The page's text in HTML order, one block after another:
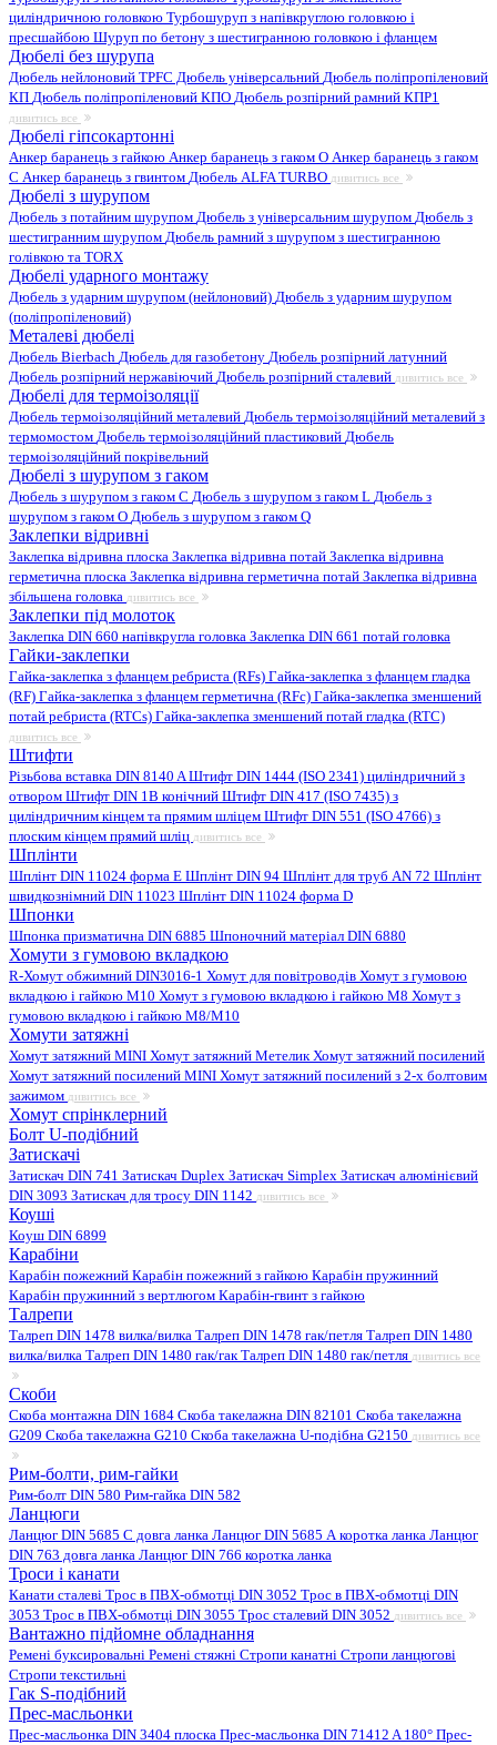
циліндричною головкою Турбошуруп з напівкруглою головкою і
пресшайбою Шуруп по бетону з шестигранною головкою і фланцем
Дюбелі без шурупа
Дюбель нейлоновий TPFC Дюбель універсальний Дюбель поліпропіленовий
КП Дюбель поліпропіленовий КПО Дюбель розпірний рамний КПР1
дивитись все
Дюбелі гіпсокартонні
Анкер баранець з гайкою Анкер баранець з гаком O Анкер баранець з гаком
С Анкер баранець з гвинтом Дюбель ALFA TURBO дивитись все
Дюбелі з шурупом
Дюбель з потайним шурупом Дюбель з універсальним шурупом Дюбель з
шестигранним шурупом Дюбель рамний з шурупом з шестигранною
голівкою та TORX
Дюбелі ударного монтажу
Дюбель з ударним шурупом (нейлоновий) Дюбель з ударним шурупом
(поліпропіленовий)
Металеві дюбелі
Дюбель Bierbach Дюбель для газобетону Дюбель розпірний латунний
Дюбель розпірний нержавіючий Дюбель розпірний сталевий дивитись все
Дюбелі для термоізоляції
Дюбель термоізоляційний металевий Дюбель термоізоляційний металевий з
термомостом Дюбель термоізоляційний пластиковий Дюбель
термоізоляційний покрівельний
Дюбелі з шурупом з гаком
Дюбель з шурупом з гаком C Дюбель з шурупом з гаком L Дюбель з
шурупом з гаком O Дюбель з шурупом з гаком Q
Заклепки відривні
Заклепка відривна плоска Заклепка відривна потай Заклепка відривна
герметична плоска Заклепка відривна герметична потай Заклепка відривна
збільшена головка дивитись все
Заклепки під молоток
Заклепка DIN 660 напівкругла головка Заклепка DIN 661 потай головка
Гайки-заклепки
Гайка-заклепка з фланцем ребриста (RFs) Гайка-заклепка з фланцем гладка
(RF) Гайка-заклепка з фланцем герметична (RFc) Гайка-заклепка зменшений
потай ребриста (RTCs) Гайка-заклепка зменшений потай гладка (RTC)
дивитись все
Штифти
Різьбова вставка DIN 8140 AШтифт DIN 1444 (ISO 2341) циліндричний з
отвором Штифт DIN 1B конічний Штифт DIN 417 (ISO 7435) з
циліндричним кінцем та прямим шліцем Штифт DIN 551 (ISO 4766) з
плоским кінцем прямий шліц дивитись все
Шплінти
Шплінт DIN 11024 форма E Шплінт DIN 94 Шплінт для труб AN 72 Шплінт
швидкознімний DIN 11023 Шплінт DIN 11024 форма D
Шпонки
Шпонка призматична DIN 6885 Шпоночний матеріал DIN 6880
Хомути з гумовою вкладкою
R-Хомут обжимний DIN3016-1 Хомут для повітроводів Хомут з гумовою
вкладкою і гайкою M10 Хомут з гумовою вкладкою і гайкою M8 Хомут з
гумовою вкладкою і гайкою М8/M10
Хомути затяжні
Хомут затяжний MINI Хомут затяжний МетеликХомут затяжний посилений
Хомут затяжний посилений MINI Хомут затяжний посилений з 2-х болтовим
зажимом дивитись все
Хомут спрінклерний
Болт U-подібний
Затискачі
Затискач DIN 741 Затискач Duplex Затискач Simplex Затискач алюмінієвий
DIN 3093 Затискач для тросу DIN 1142 дивитись все
Коуші
Коуш DIN 6899
Карабіни
Карабін пожежний Карабін пожежний з гайкою Карабін пружинний
Карабін пружинний з вертлюгом Карабін-гвинт з гайкою
Талрепи
Талреп DIN 1478 вилка/вилка Талреп DIN 1478 гак/петля Талреп DIN 1480
вилка/вилка Талреп DIN 1480 гак/гакТалреп DIN 1480 гак/петля дивитись все
Скоби
Скоба монтажна DIN 1684 Скоба такелажна DIN 82101 Скоба такелажна
G209 Скоба такелажна G210 Скоба такелажна U-подібна G2150 дивитись все
Рим-болти, рим-гайки
Рим-болт DIN 580 Рим-гайка DIN 582
Ланцюги
Ланцюг DIN 5685 C довга ланка Ланцюг DIN 5685 А коротка ланка Ланцюг
DIN 763 довга ланка Ланцюг DIN 766 коротка ланка
Троси і канати
Канати сталеві Трос в ПВХ-обмотці DIN 3052 Трос в ПВХ-обмотці DIN
3053 Трос в ПВХ-обмотці DIN 3055 Трос сталевий DIN 3052 дивитись все
Вантажно підйомне обладнання
Ремені буксировальні Ремені стяжні Стропи канатні Стропи ланцюгові
Стропи текстильні
Гак S-подібний
Прес-масльонки
Прес-масльонка DIN 3404 плоска Прес-масльонка DIN 71412 A 180° Прес-